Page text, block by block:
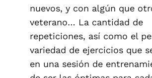
nuevos, y con algún que
veterano… La cantidad de
repeticiones, así como el
variedad de ejercicios que
en una sesión de